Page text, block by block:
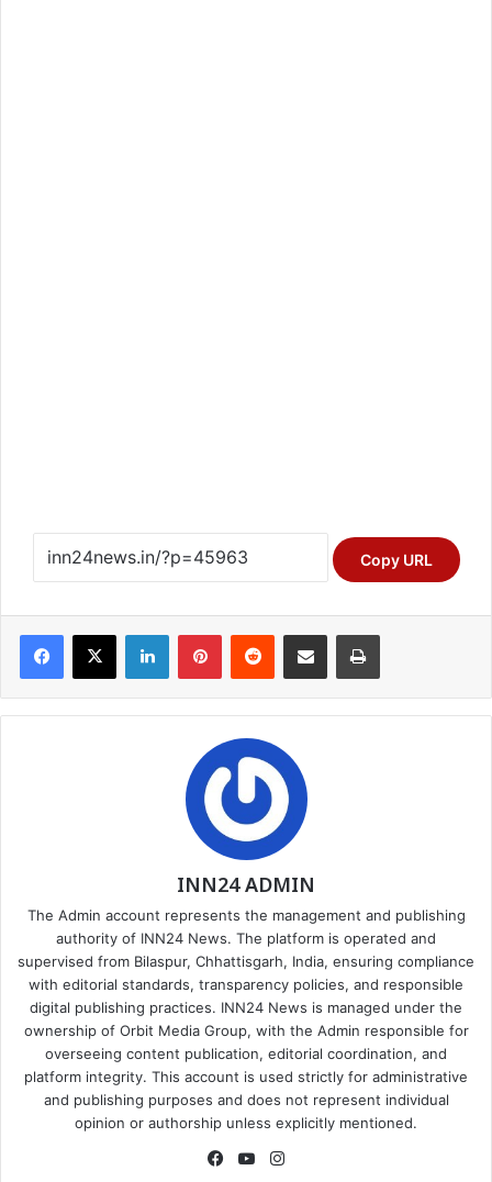
Copy URL
Facebook
X LinkedInPinterestReddit Share via Email Print
INN24 ADMIN
The Admin account represents the management and publishing
authority of INN24 News. The platform is operated and
supervised from Bilaspur, Chhattisgarh, India, ensuring compliance
with editorial standards, transparency policies, and responsible
digital publishing practices. INN24 News is managed under the
ownership of Orbit Media Group, with the Admin responsible for
overseeing content publication, editorial coordination, and
platform integrity. This account is used strictly for administrative
and publishing purposes and does not represent individual
opinion or authorship unless explicitly mentioned.
FacebookYouTube